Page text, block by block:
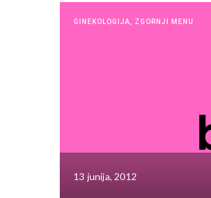
GINEKOLOGIJA ZGORNJI MENU
13 junija, 2012